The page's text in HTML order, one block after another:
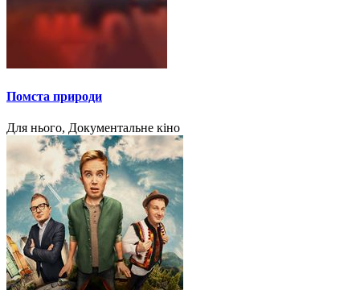
Помста природи
Для нього, Документальне кіно